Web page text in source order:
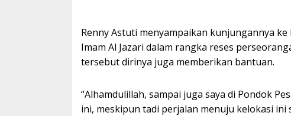
Renny Astuti menyampaikan kunjungannya
Imam Al Jazari dalam rangka reses
tersebut dirinya juga memberikan bantuan.
“Alhamdulillah, sampai juga saya di Pondok
ini, meskipun tadi perjalan menuju kelokasi